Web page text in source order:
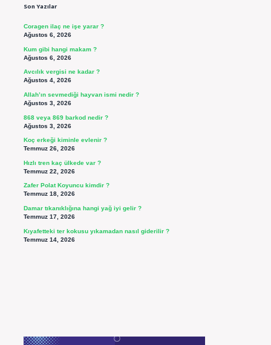
Son Yazılar
Coragen ilaç ne işe yarar ?
Ağustos 6, 2026
Kum gibi hangi makam ?
Ağustos 6, 2026
Avcılık vergisi ne kadar ?
Ağustos 4, 2026
Allah’ın sevmediği hayvan ismi nedir ?
Ağustos 3, 2026
868 veya 869 barkod nedir ?
Ağustos 3, 2026
Koç erkeği kiminle evlenir ?
Temmuz 26, 2026
Hızlı tren kaç ülkede var ?
Temmuz 22, 2026
Zafer Polat Koyuncu kimdir ?
Temmuz 18, 2026
Damar tıkanıklığına hangi yağ iyi gelir ?
Temmuz 17, 2026
Kıyafetteki ter kokusu yıkamadan nasıl giderilir ?
Temmuz 14, 2026